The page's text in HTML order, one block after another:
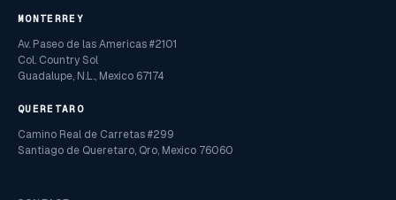
MONTERREY
Av. Paseo de las Americas #2101
Col. Country Sol
Guadalupe, N.L., Mexico 67174
QUERETARO
Camino Real de Carretas #299
Santiago de Queretaro, Qro, Mexico 76060